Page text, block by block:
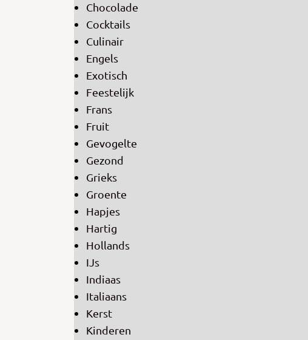
Chocolade
Cocktails
Culinair
Engels
Exotisch
Feestelijk
Frans
Fruit
Gevogelte
Gezond
Grieks
Groente
Hapjes
Hartig
Hollands
IJs
Indiaas
Italiaans
Kerst
Kinderen